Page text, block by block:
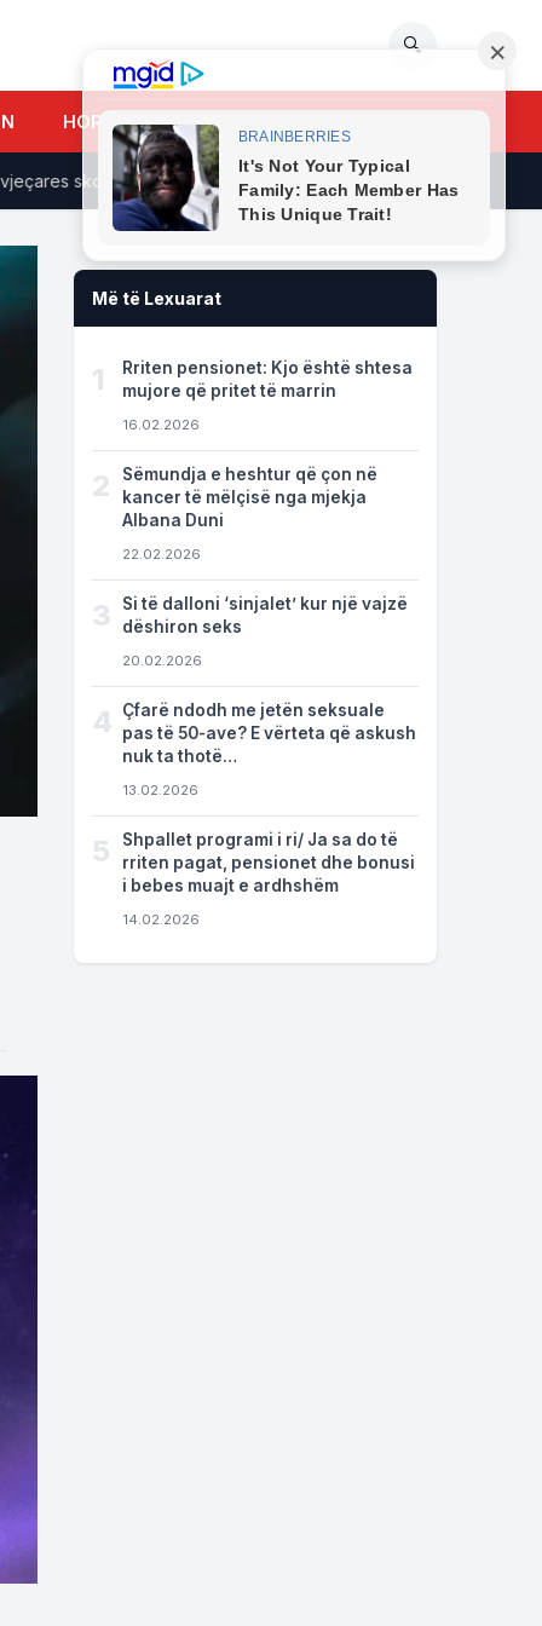
🔍
HOROSKOPI
skoceze, dëshmon gruaja: U largua nga shtëpia natën e
Më të Lexuarat
1
Rriten pensionet: Kjo është shtesa
mujore që pritet të marrin
16.02.2026
2
Sëmundja e heshtur që çon në
kancer të mëlçisë nga mjekja
Albana Duni
22.02.2026
3
Si të dalloni ‘sinjalet’ kur një vajzë
dëshiron seks
20.02.2026
4
Çfarë ndodh me jetën seksuale
pas të 50-ave? E vërteta që askush
nuk ta thotë…
13.02.2026
5
Shpallet programi i ri/ Ja sa do të
rriten pagat, pensionet dhe bonusi
i bebes muajt e ardhshëm
14.02.2026